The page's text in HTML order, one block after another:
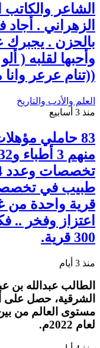
الشاعر والكاتب
الزهراني .
بالحزن .
وأحبها لقلبه (
((تنام عرعر
العلم والأدب والتاريخ
منذ 3 أسابيع
طبيب في
قرية واحدة من
اعتزاز وفخر ..
300 قرية.
منذ 3 أيام
الطالب عبدالله بن
الشرقية، حصل
لعام 2022م.